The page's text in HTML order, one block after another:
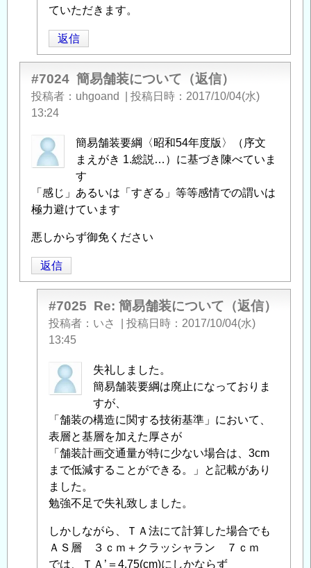
信
ていただきます。
返信
#7024 簡易舗装について（返信）
投稿者 uhgoand 投稿日時
2017/10/04(水)
13:24
簡易舗装要綱〈昭和54年度版〉（序文
まえがき 1.総説…）に基づき陳べていま
す
「感じ」あるいは「すぎる」等等感情での謂いは
極力避けています
悪しからず御免ください
返信
#7025 Re: 簡易舗装について（返信）
投稿者 いさ 投稿日時
2017/10/04(水)
13:45
uh-
goand
よ
る
「 簡
易
舗
装
つ
い
失礼しました。
簡易舗装要綱は廃止になっておりま
すが、
「舗装の構造に関する技術基準」において、
表層と基層を加えた厚さが
「舗装計画交通量が特に少ない場合は、3cm
まで低減することができる。」と記載があり
ました。
勉強不足で失礼致しました。
しかしながら、ＴＡ法にて計算した場合でも
ＡＳ層 ３ｃｍ＋クラッシャラン ７ｃｍ
では、ＴＡ’＝4.75(cm)にしかならず